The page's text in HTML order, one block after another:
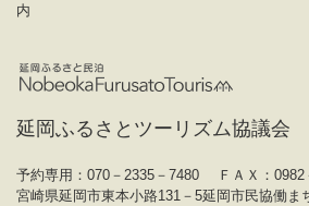
内
延岡ふるさとツーリズム協議会
予約専用：070－2335－7480
ＦＡＸ：
宮崎県延岡市東本小路131－5延岡市民協働ま